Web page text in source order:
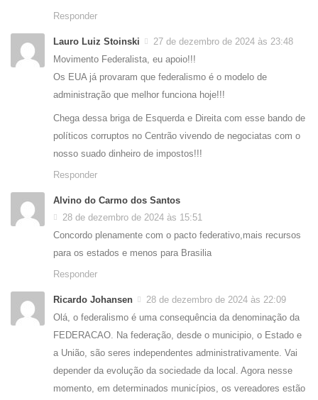
Responder
Lauro Luiz Stoinski
27 de dezembro de 2024 às 23:48
Movimento Federalista, eu apoio!!!
Os EUA já provaram que federalismo é o modelo de
administração que melhor funciona hoje!!!
Chega dessa briga de Esquerda e Direita com esse bando de
políticos corruptos no Centrão vivendo de negociatas com o
nosso suado dinheiro de impostos!!!
Responder
Alvino do Carmo dos Santos
28 de dezembro de 2024 às 15:51
Concordo plenamente com o pacto federativo,mais recursos
para os estados e menos para Brasilia
Responder
Ricardo Johansen
28 de dezembro de 2024 às 22:09
Olá, o federalismo é uma consequência da denominação da
FEDERACAO. Na federação, desde o municipio, o Estado e
a União, são seres independentes administrativamente. Vai
depender da evolução da sociedade da local. Agora nesse
momento, em determinados municípios, os vereadores estão